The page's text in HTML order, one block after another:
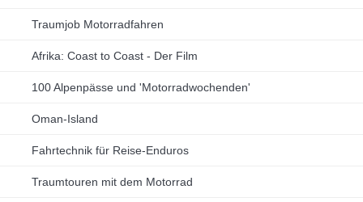
Traumjob Motorradfahren
Afrika: Coast to Coast - Der Film
100 Alpenpässe und 'Motorradwochenden'
Oman-Island
Fahrtechnik für Reise-Enduros
Traumtouren mit dem Motorrad